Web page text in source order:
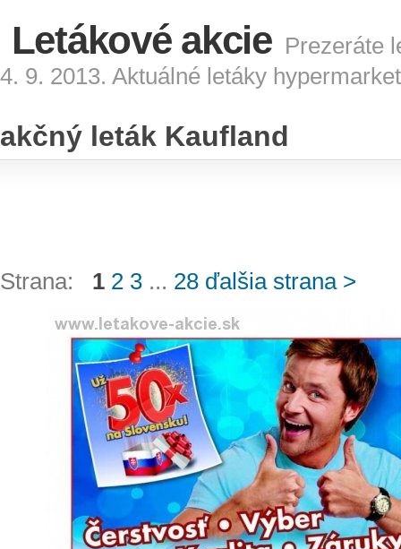
Letákové akcie Prezeráte
4. 9. 2013. Aktuálné letáky
akčný leták Kaufland
Strana: 1 2 3 ... 28 ďalšia strana >